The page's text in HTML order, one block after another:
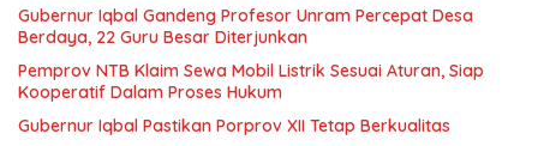
Gubernur Iqbal Gandeng Profesor Unram Percepat Desa
Berdaya, 22 Guru Besar Diterjunkan
Pemprov NTB Klaim Sewa Mobil Listrik Sesuai Aturan, Siap
Kooperatif Dalam Proses Hukum
Gubernur Iqbal Pastikan Porprov XII Tetap Berkualitas